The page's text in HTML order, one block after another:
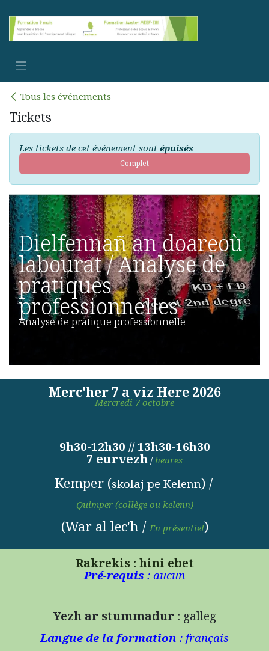
Tous les événements
Tickets
Les tickets de cet événement sont épuisés
Complet
Dielfennañ an doareoù
labourat / Analyse de
pratiques
professionnelles
Analyse de pratique professionnelle
Merc'her 7 a viz Here 2026
Mercredi 7 octobre
9h30-12h30 // 13h30-16h30
7 eurvezh /heures
Kemper (skolaj pe Kelenn) /
Quimper(collège ou kelenn)
(War al lec'h / En présentiel)
Rakrekis : hini ebet
Pré-requis : aucun
Yezh ar stummadur : galleg
Langue de la formation : français